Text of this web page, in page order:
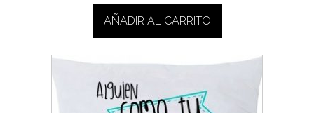
AÑADIR AL CARRITO